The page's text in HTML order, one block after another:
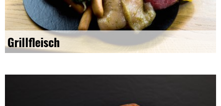
Grillfleisch